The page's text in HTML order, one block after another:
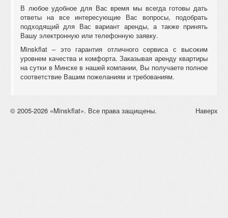
В любое удобное для Вас время мы всегда готовы дать
ответы на все интересующие Вас вопросы, подобрать
подходящий для Вас вариант аренды, а также принять
Вашу электронную или телефонную заявку.
Minskflat – это гарантия отличного сервиса с высоким
уровнем качества и комфорта. Заказывая аренду квартиры
на сутки в Минске в нашей компании, Вы получаете полное
соответствие Вашим пожеланиям и требованиям.
Наверх
© 2005-2026 «Minskflat». Все права защищены.